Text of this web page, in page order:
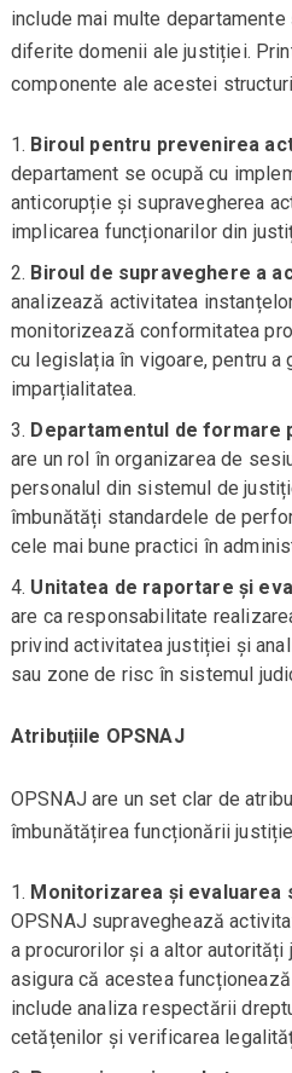
include mai multe
diferite domenii ale justiției.
componente ale acestei
Biroul pentru prevenirea
departament se ocupă cu
anticorupție și supravegherea
implicarea funcționarilor din
Biroul de supraveghere a
analizează activitatea
monitorizează conformitatea
cu legislația în vigoare, pentru a
imparțialitatea.
Departamentul de formare
are un rol în organizarea de
personalul din sistemul de
îmbunătăți standardele de
cele mai bune practici în
Unitatea de raportare și
are ca responsabilitate
privind activitatea justiției și
sau zone de risc în sistemul
Atribuțiile OPSNAJ
OPSNAJ are un set clar de
îmbunătățirea funcționării
Monitorizarea și evaluarea
OPSNAJ supraveghează
a procurorilor și a altor autorități
asigura că acestea
include analiza respectării
cetățenilor și verificarea